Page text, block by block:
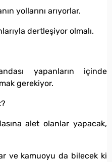
yollarını arıyorlar.
dertleşiyor olmalı.
yapanların içinde
gerekiyor.
alet olanlar yapacak,
ve kamuoyu da bilecek ki